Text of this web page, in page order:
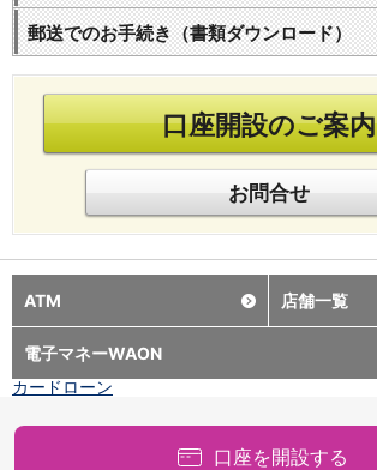
取扱商品一覧
iDeCo・国民年金基金
国民年金基金
ロボアドバイザークラウドファンディングTOP
WealthNavi for イオン銀行（ロボアドバイザー）
まいクラウドファンディング
住宅ローン
新規お借入れの方
お借換えの方
フラット35
リ・バース60
カードローン
目的別ローンマイページ
郵送でのお手続き（書類ダウンロード）
口座開設のご案内
お問合せ
ATM 店舗一覧
電子マネーWAON
口座を開設する